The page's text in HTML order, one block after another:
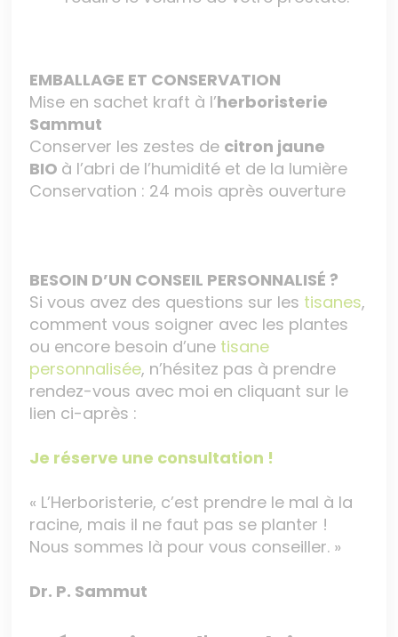
EMBALLAGE ET CONSERVATION
Mise en sachet kraft à l’herboristerie
Sammut
Conserver les zestes de citron jaune
BIO à l’abri de l’humidité et de la lumière
Conservation : 24 mois après ouverture
BESOIN D’UN CONSEIL PERSONNALISÉ ?
Si vous avez des questions sur les tisanes,
comment vous soigner avec les plantes
ou encore besoin d’une tisane
personnalisée, n’hésitez pas à prendre
rendez-vous avec moi en cliquant sur le
lien ci-après :
Je réserve une consultation !
« L’Herboristerie, c’est prendre le mal à la
racine, mais il ne faut pas se planter !
Nous sommes là pour vous conseiller. »
Dr. P. Sammut